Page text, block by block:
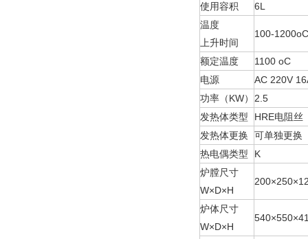
使用容积
6L
温度
上升时间
100-
额定温度
1100 oC
电源
AC 220V
功率（KW）
2.5
发热体类型
HRE电阻丝
发热体更换
可单独更换
热电偶类型
K
炉膛尺寸
W×D×H
炉体尺寸
W×D×H